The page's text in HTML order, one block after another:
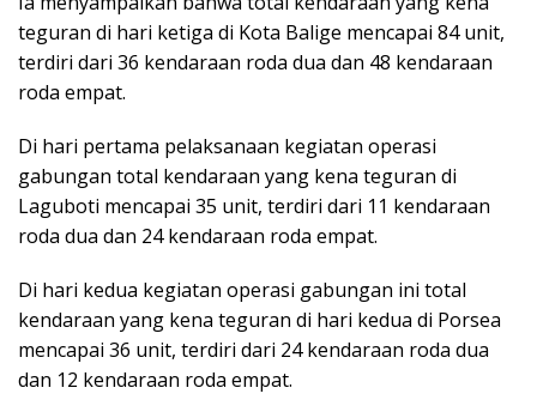
teguran di hari ketiga di Kota Balige mencapai 84 unit,
terdiri dari 36 kendaraan roda dua dan 48 kendaraan
roda empat.
Di hari pertama pelaksanaan kegiatan operasi
gabungan total kendaraan yang kena teguran di
Laguboti mencapai 35 unit, terdiri dari 11 kendaraan
roda dua dan 24 kendaraan roda empat.
Di hari kedua kegiatan operasi gabungan ini total
kendaraan yang kena teguran di hari kedua di Porsea
mencapai 36 unit, terdiri dari 24 kendaraan roda dua
dan 12 kendaraan roda empat.